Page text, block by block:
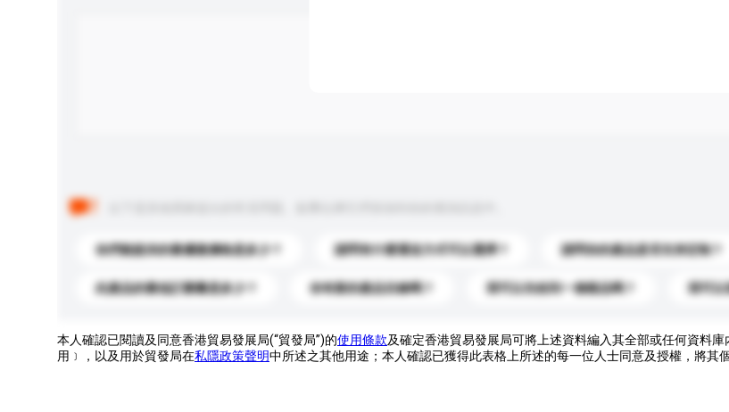
你們能提供的最優惠價格是多少？ 請問有什麼運送方式可以選擇？ 請問你的產品是否支持定制？
此產品的最低訂購量是多少？ 你有新的產品目錄嗎？ 我可以先收到一個樣品嗎？ 我可
本人確認已閱讀及同意香港貿易發展局(“貿發局”)的使用條款及確定香港貿易發展局可將上述資料編入其全部或任何資料
用﹞，以及用於貿發局在私隱政策聲明中所述之其他用途；本人確認已獲得此表格上所述的每一位人士同意及授權，將其